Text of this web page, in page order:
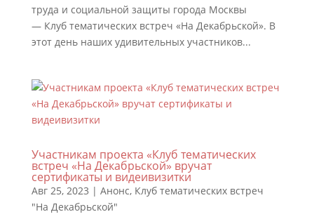
труда и социальной защиты города Москвы
— Клуб тематических встреч «На Декабрьской». В
этот день наших удивительных участников...
Участникам проекта «Клуб тематических
встреч «На Декабрьской» вручат
сертификаты и видеивизитки
Авг 25, 2023 | Анонс, Клуб тематических встреч
"На Декабрьской"